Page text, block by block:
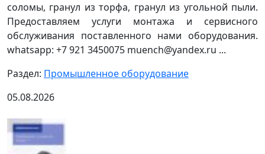
соломы, гранул из торфа, гранул из угольной пыли.
Предоставляем услуги монтажа и сервисного
обслуживания поставленного нами оборудования.
whatsapp: +7 921 3450075 muench@yandex.ru ...
Раздел: Промышленное оборудование
05.08.2026